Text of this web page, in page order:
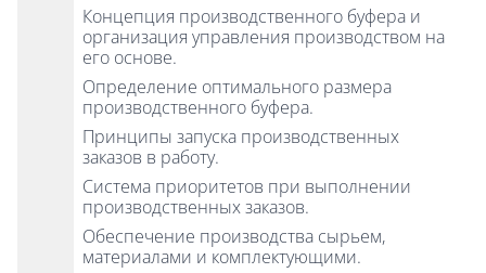
Концепция производственного буфера и
организация управления производством на
его основе.
Определение оптимального размера
производственного буфера.
Принципы запуска производственных
заказов в работу.
Система приоритетов при выполнении
производственных заказов.
Обеспечение производства сырьем,
материалами и комплектующими.